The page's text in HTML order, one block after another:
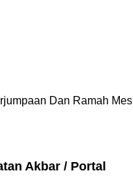
Dan Ramah
Akbar / Portal